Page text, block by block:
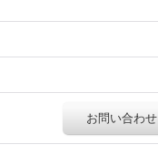
お問い合わせ